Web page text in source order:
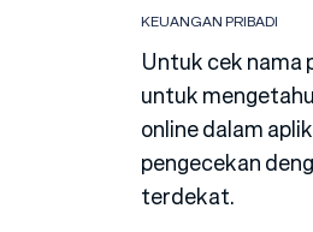
KEUANGAN PRIBADI
Untuk cek nama
untuk
online dalam
pengecekan
terdekat.